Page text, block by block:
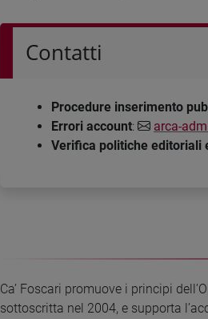
Contatti
Procedure inserimento
Errori account:
arca-
Verifica politiche editoriali
Ca’ Foscari promuove i principi
sottoscritta nel 2004, e supporta